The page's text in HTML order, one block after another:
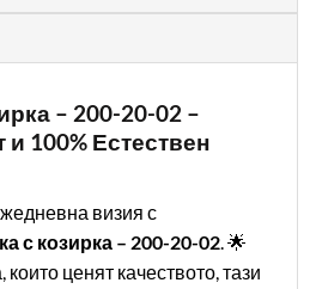
– 200-20-02 –
100% Естествен
визия с
с козирка – 200-20-02. 🌟
ценят качеството, тази